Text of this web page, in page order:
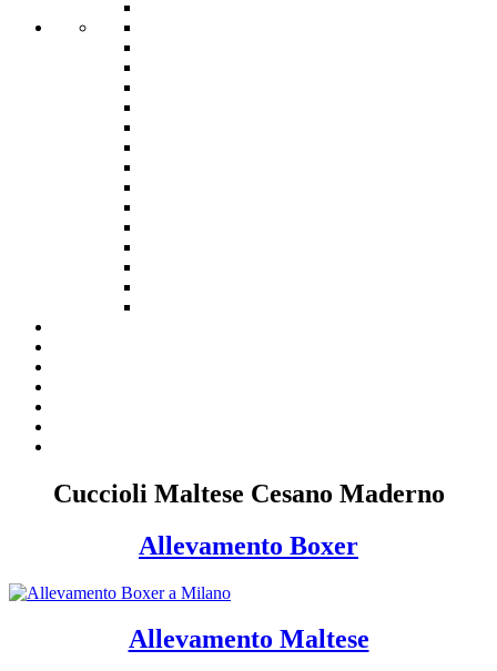
Cuccioli Maltese Cesano Maderno
Allevamento Boxer
Allevamento Maltese